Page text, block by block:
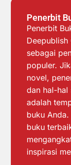
Penerbit
Penerbit
sebagai
populer.
novel,
dan hal-hal
adalah
buku
buku
inspirasi